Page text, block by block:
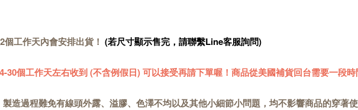
工作天內會安排出貨！ (若尺寸顯示售完，請聯繫Line客服詢問)
30個工作天左右收到 (不含例假日) 可以接受再請下單喔！商品從美國補貨回台需要一段時
造過程難免有線頭外露、溢膠、色澤不均以及其他小細節小問題，均不影響商品的穿著